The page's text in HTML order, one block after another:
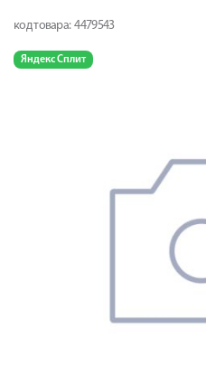
код товара: 4479543
Яндекс Сплит